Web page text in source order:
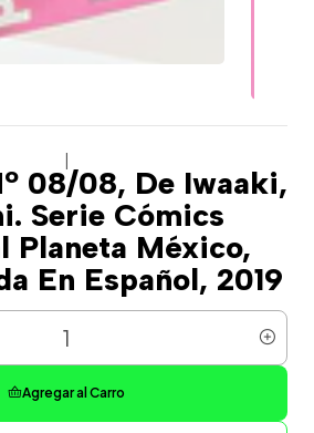
08/08, De Iwaaki,
Serie Cómics
Planeta México,
En Español, 2019
Agregar al Carro